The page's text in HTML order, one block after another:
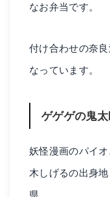
なお弁当です。
付け合わせの奈
なっています。
ゲゲゲの鬼太
妖怪漫画のパイ
木しげるの出身